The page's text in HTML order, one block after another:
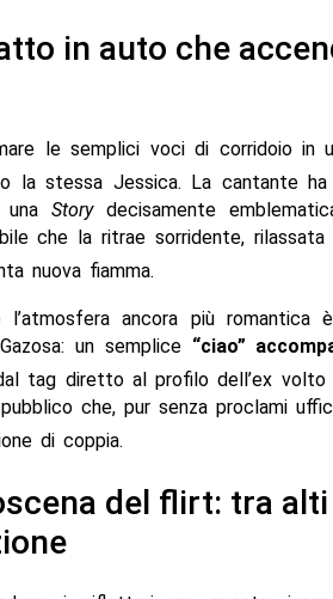
in auto che
le semplici voci di corridoio in
la stessa Jessica. La cantante
unaStorydecisamente
che la ritrae sorridente,
nuova fiamma.
l’atmosfera ancora più romantica
un semplice “ciao”
tag diretto al profilo dell’ex volto
che, pur senza proclami
di coppia.
del flirt: tra